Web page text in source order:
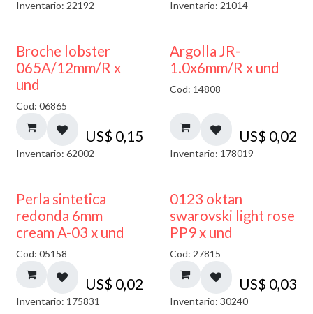
Inventario: 22192 Inventario: 21014
Broche lobster
065A/12mm/R x
und
Cod: 06865
US$ 0,15
Inventario: 62002
Argolla JR-
1.0x6mm/R x und
Cod: 14808
US$ 0,02
Inventario: 178019
Perla sintetica
redonda 6mm
cream A-03 x und
Cod: 05158
US$ 0,02
Inventario: 175831
0123 oktan
swarovski light rose
PP9 x und
Cod: 27815
US$ 0,03
Inventario: 30240